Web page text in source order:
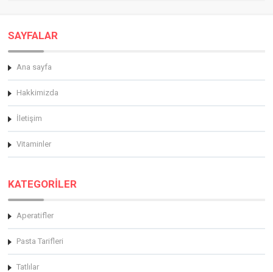
SAYFALAR
Ana sayfa
Hakkimizda
İletişim
Vitaminler
KATEGORİLER
Aperatifler
Pasta Tarifleri
Tatlılar